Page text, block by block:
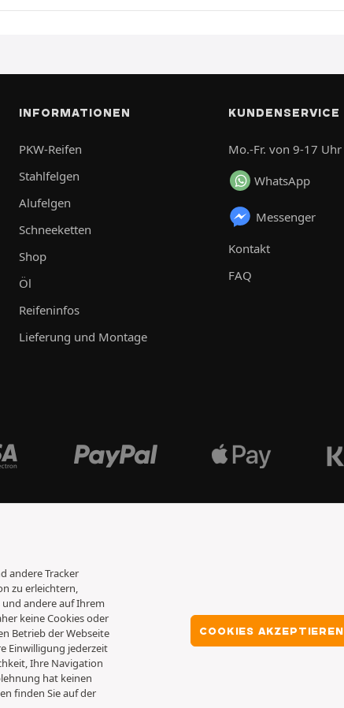
INFORMATIONEN
PKW-Reifen
Stahlfelgen
Alufelgen
Schneeketten
Shop
Öl
Reifeninfos
Lieferung und Montage
KUNDENSERVICE
Mo.-Fr. von 9-17 Uhr
WhatsApp
Messenger
Kontakt
FAQ
andere Tracker
zu erleichtern,
andere auf Ihrem
keine Cookies oder
Betrieb der Webseite
Einwilligung jederzeit
Ihre Navigation
hat keinen
finden Sie auf der
COOKIES AKZEPTIEREN